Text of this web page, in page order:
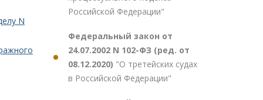
N
Российской Федерации"
Федеральный закон от
24.07.2002 N 102-ФЗ (ред. от
08.12.2020) "О третейских судах
в Российской Федерации"